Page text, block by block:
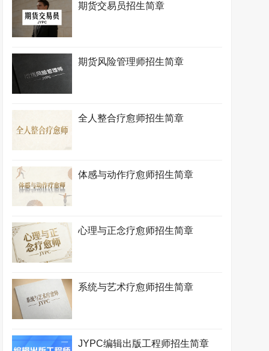
期货交易员招生简章
期货风险管理师招生简章
全人整合疗愈师招生简章
体感与动作疗愈师招生简章
心理与正念疗愈师招生简章
系统与艺术疗愈师招生简章
JYPC编辑出版工程师招生简章